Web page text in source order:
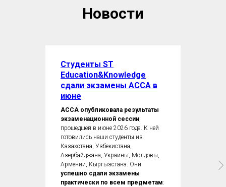
Новости
Студенты ST
Education&Knowledge
сдали экзамены ACCA в
июне
ACCA опубликовала результаты
экзаменационной сессии
прошедшей в июне 2026 года. К ней
готовились наши студенты из
Казахстана, Узбекистана,
Азербайджана, Украины, Молдовы,
Армении, Кыргызстана. Они
успешно сдали экзамены
практически по всем предметам: